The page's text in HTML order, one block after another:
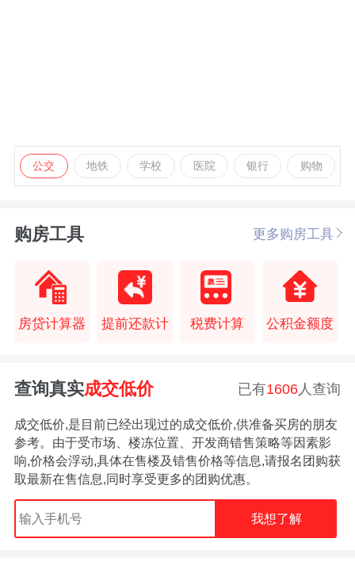
公交 地铁 学校 医院 银行 购物
购房工具 更多购房工具
房贷计算器 提前还款计 税费计算 公积金额度
查询真实成交低价 已有1606 人查询
成交低价,是目前已经出现过的成交低价,供准备买房的朋友
参考。由于受市场、楼冻位置、开发商错售策略等因素影
响,价格会浮动,具体在售楼及错售价格等信息,请报名团购获
取最新在售信息,同时享受更多的团购优惠。
我想了解